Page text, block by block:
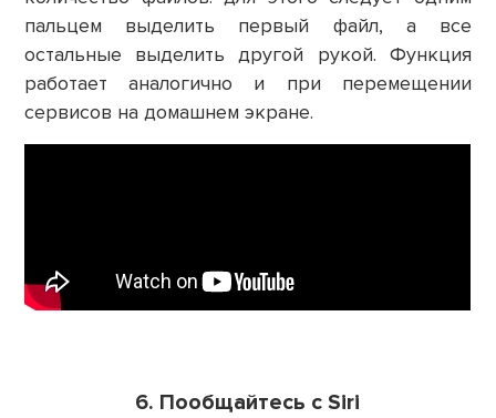
пальцем выделить первый файл, а все
остальные выделить другой рукой. Функция
работает аналогично и при перемещении
сервисов на домашнем экране.
6. Пообщайтесь с Siri